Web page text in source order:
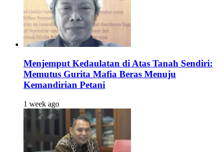
Menjemput Kedaulatan di Atas Tanah Sendiri:
Memutus Gurita Mafia Beras Menuju
Kemandirian Petani
1 week ago